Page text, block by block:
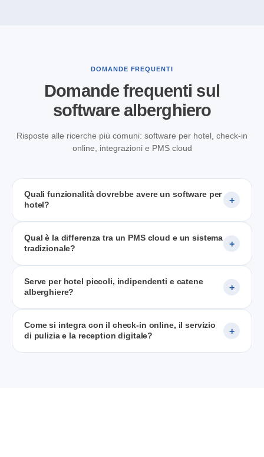
DOMANDE FREQUENTI
Domande frequenti sul
software alberghiero
Risposte alle ricerche più comuni: software per hotel, check-in
online, integrazioni e PMS cloud
Quali funzionalità dovrebbe avere un software per
hotel?
Qual è la differenza tra un PMS cloud e un sistema
tradizionale?
Serve per hotel piccoli, indipendenti e catene
alberghiere?
Come si integra con il check-in online, il servizio
di pulizia e la reception digitale?